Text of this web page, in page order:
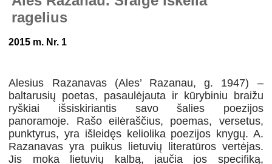
ragelius
2015 m. Nr. 1
Alesius Razanavas (Ales’ Razanau, g. 1947) –
baltarusių poetas, pasaulėjauta ir kūrybiniu
braižu
ryškiai išsiskiriantis savo šalies poezijos
panoramoje. Rašo eilėraščius, poemas, versetus,
punktyrus, yra išleidęs keliolika poezijos knygų. A.
Razanavas yra puikus lietuvių literatūros vertėjas.
Jis moka lietuvių kalbą, jaučia jos specifiką,